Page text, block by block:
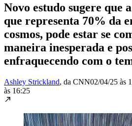
Novo estudo sugere que
que representa 70% da
cosmos, pode estar se
maneira inesperada e
enfraquecendo com o
Ashley Strickland, da CNN02/04/25 às
às 16:25